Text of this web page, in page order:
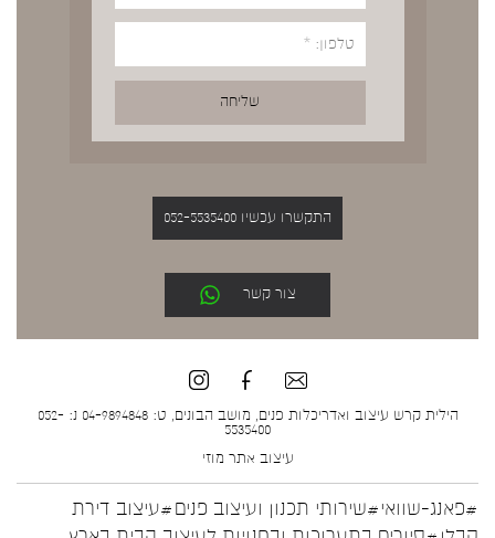
התקשרו עכשיו 052-5535400
צור קשר
הילית קרש עיצוב ואדריכלות פנים, מושב הבונים, ט: 04-9894848 נ: 052-
5535400
עיצוב אתר מוזי
#פאנג-שוואי#שירותי תכנון ועיצוב פנים#עיצוב דירת